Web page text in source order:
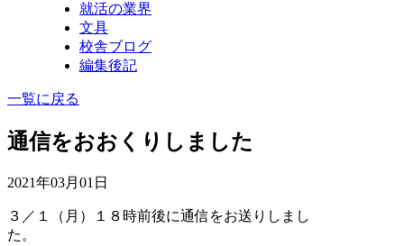
就活の業界
文具
校舎ブログ
編集後記
一覧に戻る
通信をおおくりしました
2021年03月01日
３／１（月）１８時前後に通信をお送りしまし
た。